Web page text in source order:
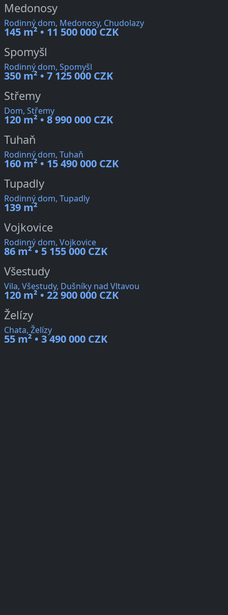
Medonosy
Rodinný dom, Medonosy, Chudolazy
145 m² • 11 500 000 CZK
Spomyšl
Rodinný dom, Spomyšl
350 m² • 7 125 000 CZK
Střemy
Dom, Střemy
120 m² • 8 990 000 CZK
Tuhaň
Rodinný dom, Tuhaň
160 m² • 15 490 000 CZK
Tupadly
Rodinný dom, Tupadly
139 m²
Vojkovice
Rodinný dom, Vojkovice
86 m² • 5 155 000 CZK
Všestudy
Vila, Všestudy, Dušníky nad Vltavou
120 m² • 22 900 000 CZK
Želízy
Chata, Želízy
55 m² • 3 490 000 CZK